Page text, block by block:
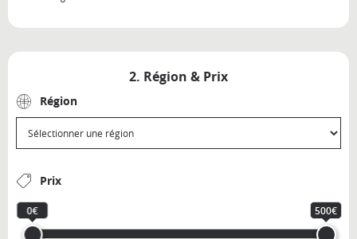
2. Région & Prix
Région
Prix
0€ 500€